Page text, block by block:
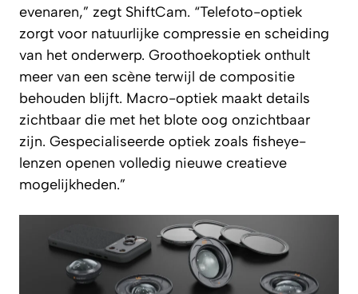
evenaren,” zegt ShiftCam. “Telefoto-optiek
zorgt voor natuurlijke compressie en scheiding
van het onderwerp. Groothoekoptiek onthult
meer van een scène terwijl de compositie
behouden blijft. Macro-optiek maakt details
zichtbaar die met het blote oog onzichtbaar
zijn. Gespecialiseerde optiek zoals fisheye-
lenzen openen volledig nieuwe creatieve
mogelijkheden.”